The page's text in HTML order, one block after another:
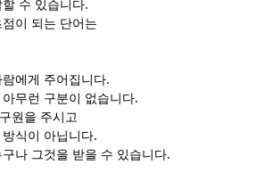
수 있습니다.
이 되는 단어는
에게 주어집니다.
무런 구분이 없습니다.
원을 주시고
식이 아닙니다.
나 그것을 받을 수 있습니다.